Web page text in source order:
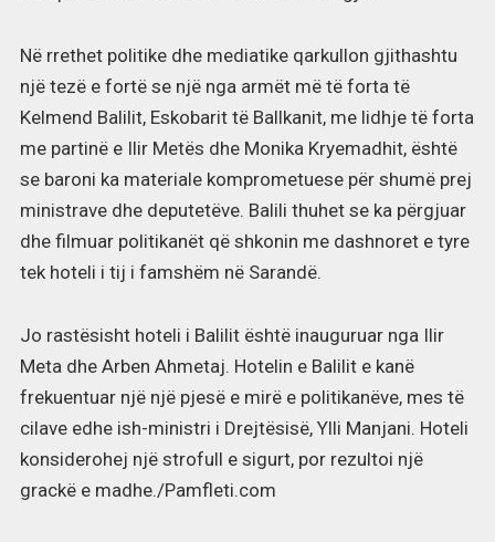
Në rrethet politike dhe mediatike qarkullon gjithashtu
një tezë e fortë se një nga armët më të forta të
Kelmend Balilit, Eskobarit të Ballkanit, me lidhje të forta
me partinë e Ilir Metës dhe Monika Kryemadhit, është
se baroni ka materiale komprometuese për shumë prej
ministrave dhe deputetëve. Balili thuhet se ka përgjuar
dhe filmuar politikanët që shkonin me dashnoret e tyre
tek hoteli i tij i famshëm në Sarandë.
Jo rastësisht hoteli i Balilit është inauguruar nga Ilir
Meta dhe Arben Ahmetaj. Hotelin e Balilit e kanë
frekuentuar një një pjesë e mirë e politikanëve, mes të
cilave edhe ish-ministri i Drejtësisë, Ylli Manjani. Hoteli
konsiderohej një strofull e sigurt, por rezultoi një
grackë e madhe./Pamfleti.com